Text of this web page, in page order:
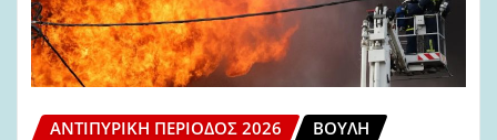
ΑΝΤΙΠΥΡΙΚΉ ΠΕΡΊΟΔΟΣ 2026
ΒΟΥΛΉ